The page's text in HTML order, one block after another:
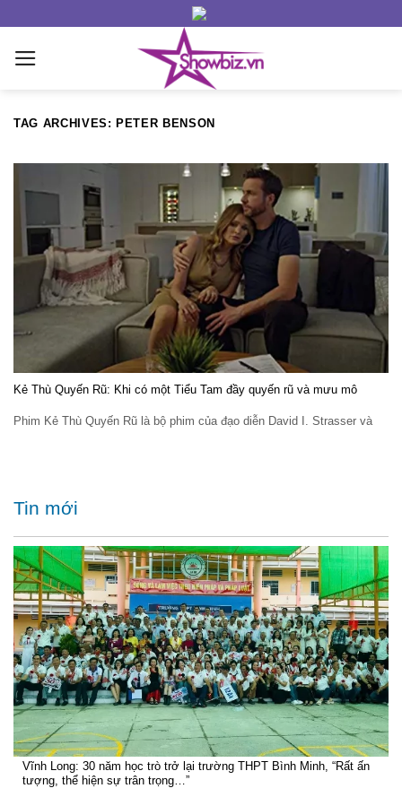
content
TAG ARCHIVES: PETER BENSON
Kẻ Thù Quyến Rũ: Khi có một Tiểu Tam đầy quyến rũ và mưu mô
Phim Kẻ Thù Quyến Rũ là bộ phim của đạo diễn David I. Strasser và
Tin mới
Vĩnh Long: 30 năm học trò trở lại trường THPT Bình Minh, “Rất ấn
tượng, thể hiện sự trân trọng…”